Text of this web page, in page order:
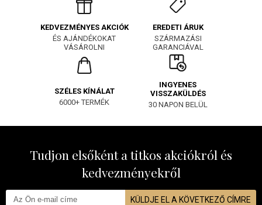
KEDVEZMÉNYES AKCIÓK
ÉS AJÁNDÉKOKAT
VÁSÁROLNI
EREDETI ÁRUK
SZÁRMAZÁSI
GARANCIÁVAL
SZÉLES KÍNÁLAT
6000+ TERMÉK
INGYENES
VISSZAKÜLDÉS
30 NAPON BELÜL
Tudjon elsőként a titkos akciókról és
kedvezményekről
KÜLDJE EL A KÖVETKEZŐ CÍMRE